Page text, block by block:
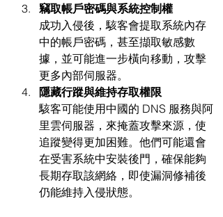
竊取帳戶密碼與系統控制權
成功入侵後，駭客會提取系統內存
中的帳戶密碼，甚至擷取敏感數
據，並可能進一步橫向移動，攻擊
更多內部伺服器。
隱藏行蹤與維持存取權限
駭客可能使用中國的 DNS 服務與阿
里雲伺服器，來掩蓋攻擊來源，使
追蹤變得更加困難。他們可能還會
在受害系統中安裝後門，確保能夠
長期存取該網絡，即使漏洞修補後
仍能維持入侵狀態。